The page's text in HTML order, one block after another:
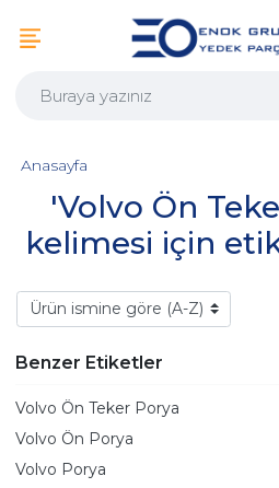
'Volvo Ön
kelimesi için
Anasayfa
Benzer Etiketler
Volvo Ön Teker Porya
Volvo Ön Porya
Volvo Porya